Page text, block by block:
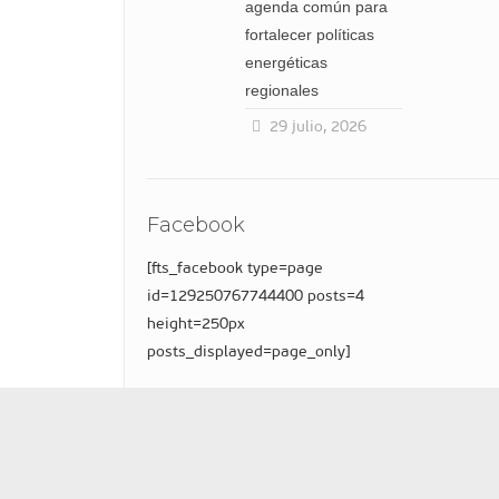
agenda común para
fortalecer políticas
energéticas
regionales
29 julio, 2026
Facebook
[fts_facebook type=page
id=129250767744400 posts=4
height=250px
posts_displayed=page_only]